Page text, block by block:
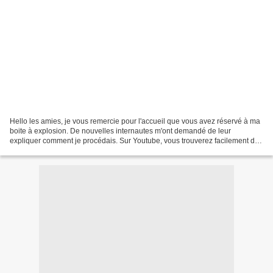
Hello les amies, je vous remercie pour l'accueil que vous avez réservé à ma
boite à explosion. De nouvelles internautes m'ont demandé de leur
expliquer comment je procédais. Sur Youtube, vous trouverez facilement des